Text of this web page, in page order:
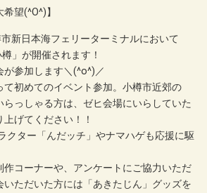
望(^O^)】
新日本海フェリーターミナルにおいて
」が開催されます！
が参加します＼(^o^)／
て初めてのイベント参加。小樽市近郊の
っしゃる方は、ゼヒ会場にいらしていた
げてください！！
クター「んだッチ」やナマハゲも応援に駆
作コーナーや、アンケートにご協力いただ
いただいた方には「あきたじん」グッズを